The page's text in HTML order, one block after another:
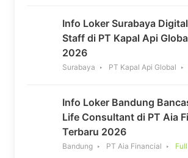
Info Loker Surabaya
Staff di PT Kapal Api
2026
Surabaya PT Kapal Api Global
Info Loker Bandung
Life Consultant di PT Aia
Terbaru 2026
Bandung PT Aia Financial